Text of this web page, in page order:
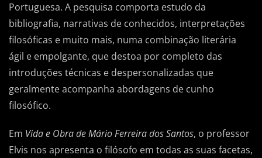
Portuguesa. A pesquisa comporta estudo da
bibliografia, narrativas de conhecidos, interpretações
filosóficas e muito mais, numa combinação literária
ágil e empolgante, que destoa por completo das
introduções técnicas e despersonalizadas que
geralmente acompanha abordagens de cunho
filosófico.
Em Vida e Obra de Mário Ferreira dos Santos, o professor
Elvis nos apresenta o filósofo em todas as suas facetas,